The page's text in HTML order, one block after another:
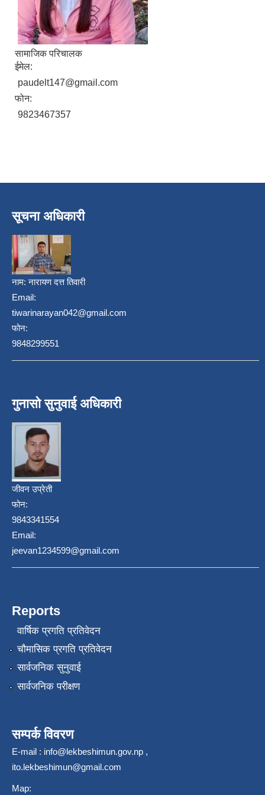
सामाजिक परिचालक
ईमेल:
paudelt147@gmail.com
फोन:
9823467357
सूचना अधिकारी
नाम:नारायण दत्त तिवारी
Email:
tiwarinarayan042@gmail.com
फोन:
9848299551
गुनासो सुनुवाई अधिकारी
जीवन उप्रेती
फोन:
9843341554
Email:
jeevan1234599@gmail.com
Reports
वार्षिक प्रगति प्रतिवेदन
चौमासिक प्रगति प्रतिवेदन
सार्वजनिक सुनुवाई
सार्वजनिक परीक्षण
सम्पर्क विवरण
E-mail : info@lekbeshimun.gov.np ,
ito.lekbeshimun@gmail.com
Map: